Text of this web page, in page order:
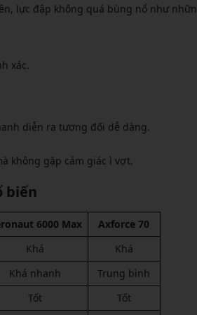
lực đập không quá bùng nổ như
xác.
diễn ra tương đối dễ dàng.
không gặp cảm giác ì vợt.
biến
6000 Max
Axforce 70
Khá
Khá
Khá nhanh
Trung bình
Tốt Tốt